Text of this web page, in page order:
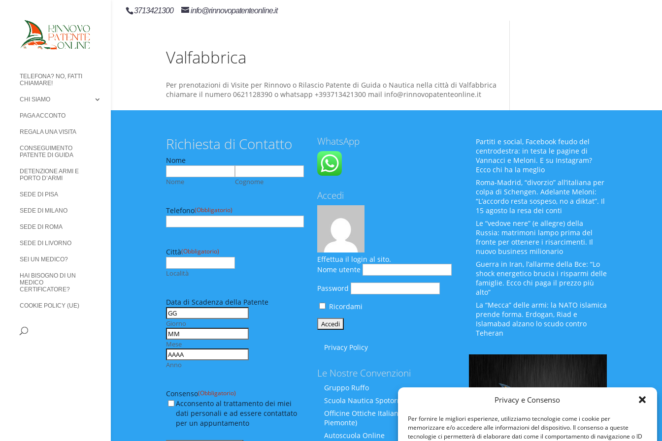
Privacy e Consenso
Per fornire le migliori esperienze, utilizziamo tecnologie come i cookie per
memorizzare e/o accedere alle informazioni del dispositivo. Il consenso a queste
tecnologie ci permetterà di elaborare dati come il comportamento di navigazione o ID
3713421300 info@rinnovopatenteonline.it
TELEFONA? NO, FATTI
CHIAMARE!
CHI SIAMO
PAGA ACCONTO
REGALA UNA VISITA
CONSEGUIMENTO
PATENTE DI GUIDA
DETENZIONE ARMI E
PORTO D’ARMI
SEDE DI PISA
SEDE DI MILANO
SEDE DI ROMA
SEDE DI LIVORNO
SEI UN MEDICO?
HAI BISOGNO DI UN
MEDICO
CERTIFICATORE?
COOKIE POLICY (UE)
Valfabbrica
Per prenotazioni di Visite per Rinnovo o Rilascio Patente di Guida o Nautica nella città di Valfabbrica
chiamare il numero 0621128390 o whatsapp +393713421300 mail info@rinnovopatenteonline.it
Richiesta di Contatto
Nome
Nome Cognome
Telefono(Obbligatorio)
Città(Obbligatorio)
Località
Data di Scadenza della Patente
Giorno
Mese
Anno
Consenso(Obbligatorio)
Acconsento al trattamento dei miei
dati personali e ad essere contattato
per un appuntamento
WhatsApp
Accedi
Effettua il login al sito.
Nome utente
Password
Ricordami
Privacy Policy
Le Nostre Convenzioni
Gruppo Ruffo
Scuola Nautica Spotornoli
Officine Ottiche Italiane (Liguria-
Piemonte)
Autoscuola Online
Partiti e social, Facebook feudo del
centrodestra: in testa le pagine di
Vannacci e Meloni. E su Instagram?
Ecco chi ha la meglio
Roma-Madrid, “divorzio” all’italiana per
colpa di Schengen. Adelante Meloni:
“L’accordo resta sospeso, no a diktat”. Il
15 agosto la resa dei conti
Le “vedove nere” (e allegre) della
Russia: matrimoni lampo prima del
fronte per ottenere i risarcimenti. Il
nuovo business milionario
Guerra in Iran, l’allarme della Bce: “Lo
shock energetico brucia i risparmi delle
famiglie. Ecco chi paga il prezzo più
alto”
La “Mecca” delle armi: la NATO islamica
prende forma. Erdogan, Riad e
Islamabad alzano lo scudo contro
Teheran